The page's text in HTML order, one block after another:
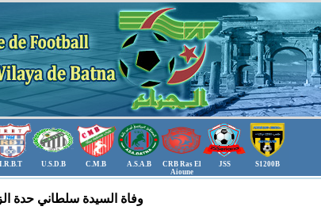
I.R.B.T U.S.D.B C.M.B A.S.A.B
CRB Ras El
Aioune
JSS S1200B
وفاة السيدة سلطاني حدة